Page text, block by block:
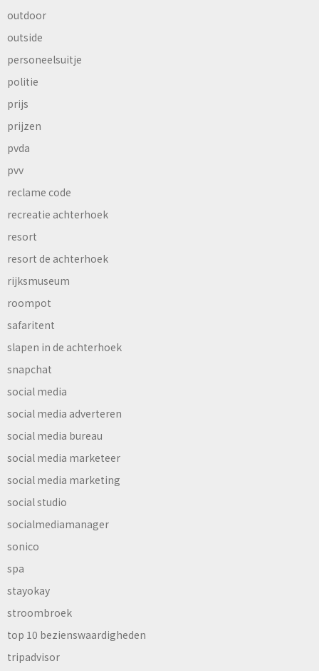
outdoor
outside
personeelsuitje
politie
prijs
prijzen
pvda
pvv
reclame code
recreatie achterhoek
resort
resort de achterhoek
rijksmuseum
roompot
safaritent
slapen in de achterhoek
snapchat
social media
social media adverteren
social media bureau
social media marketeer
social media marketing
social studio
socialmediamanager
sonico
spa
stayokay
stroombroek
top 10 bezienswaardigheden
tripadvisor